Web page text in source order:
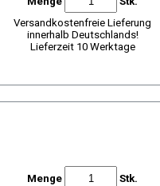
Versandkostenfreie Lieferung
innerhalb Deutschlands!
Lieferzeit 10 Werktage
Menge
Stk.